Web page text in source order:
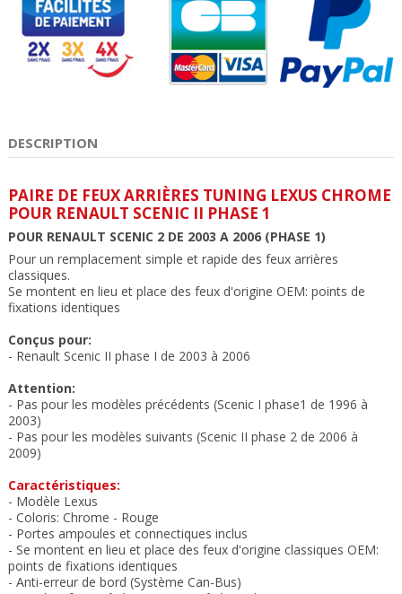
DESCRIPTION
PAIRE DE FEUX ARRIÈRES TUNING LEXUS CHROME
POUR RENAULT SCENIC II PHASE 1
POUR RENAULT SCENIC 2 DE 2003 A 2006 (PHASE 1)
Pour un remplacement simple et rapide des feux arrières
classiques.
Se montent en lieu et place des feux d'origine OEM: points de
fixations identiques
Conçus pour:
- Renault Scenic II phase I de 2003 à 2006
Attention:
- Pas pour les modèles précédents (Scenic I phase1 de 1996 à
2003)
- Pas pour les modèles suivants (Scenic II phase 2 de 2006 à
2009)
Caractéristiques:
- Modèle Lexus
- Coloris: Chrome - Rouge
- Portes ampoules et connectiques inclus
- Se montent en lieu et place des feux d'origine classiques OEM:
points de fixations identiques
- Anti-erreur de bord (Système Can-Bus)